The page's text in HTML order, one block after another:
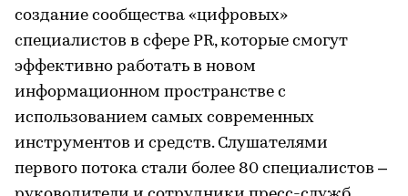
создание сообщества «цифровых»
специалистов в сфере PR, которые смогут
эффективно работать в новом
информационном пространстве с
использованием самых современных
инструментов и средств. Слушателями
первого потока стали более 80 специалистов –